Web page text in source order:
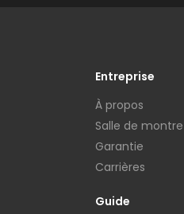
Entreprise
À propos
Salle de montre
Garantie
Carrières
Guide